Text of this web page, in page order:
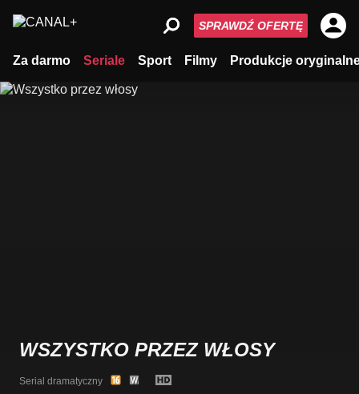
Za darmo Seriale Sport Filmy Produkcje
SPRAWDŹ OFERTĘ
WSZYSTKO PRZEZ WŁOSY
Serial dramatyczny